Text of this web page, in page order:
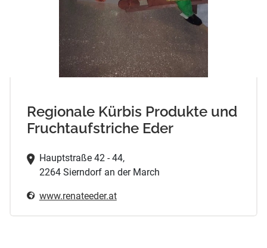
Regionale Kürbis Produkte und
Fruchtaufstriche Eder
Hauptstraße 42 - 44,
2264 Sierndorf an der March
www.renateeder.at